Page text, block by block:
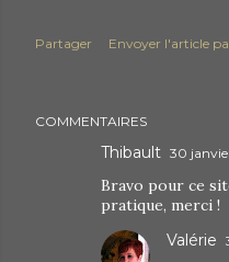
Partager Envoyer l'article
COMMENTAIRES
Thibault 30
Bravo pour ce
pratique, merci !
Valérie